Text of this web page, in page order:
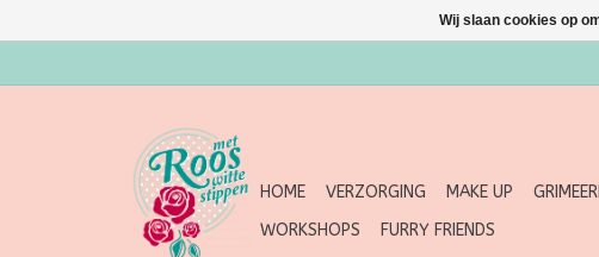
HOME VERZORGING MAKE UP
WORKSHOPS
FURRY FRIENDS
Wij slaan cookies op